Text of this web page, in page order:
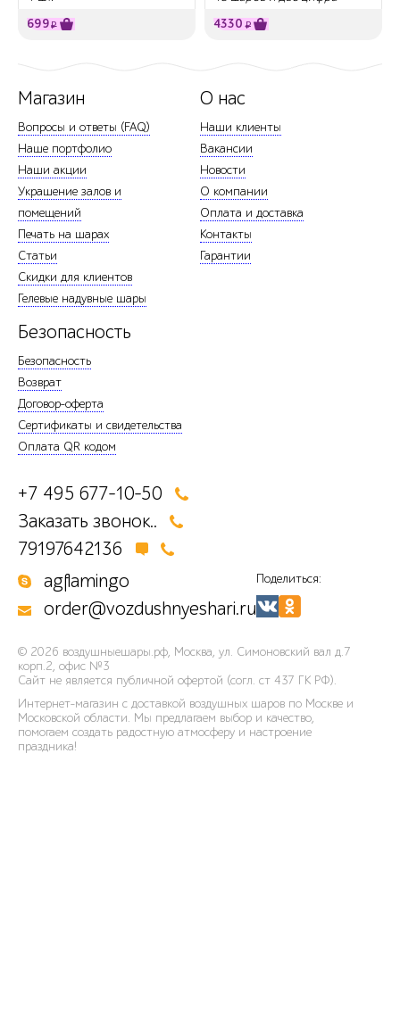
699₽ 4330 ₽
Магазин
Вопросы и ответы (FAQ)
Наше портфолио
Наши акции
Украшение залов и
помещений
Печать на шарах
Статьи
Скидки для клиентов
Гелевые надувные шары
О нас
Наши клиенты
Вакансии
Новости
О компании
Оплата и доставка
Контакты
Гарантии
Безопасность
Безопасность
Возврат
Договор-оферта
Сертификаты и свидетельства
Оплата QR кодом
+7 495 677-10-50
Заказать звонок..
79197642136
agflamingo
order@vozdushnyeshari.ru
Поделиться:
© 2026 воздушныешары.рф, Москва, ул. Симоновский вал д.7
корп.2, офис №3
Сайт не является публичной офертой (согл. ст 437 ГК РФ).
Интернет-магазин с доставкой воздушных шаров по Москве и
Московской области. Мы предлагаем выбор и качество,
помогаем создать радостную атмосферу и настроение
праздника!